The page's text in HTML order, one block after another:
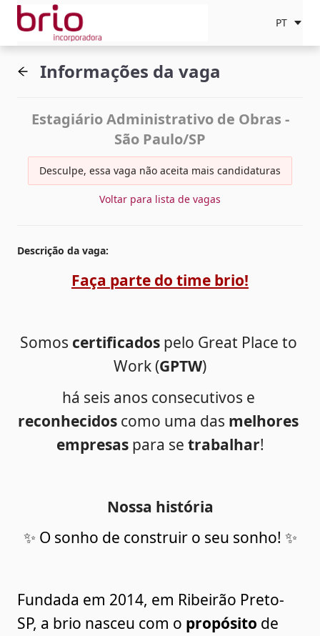
PT
Informações da vaga
Estagiário Administrativo de Obras -
São Paulo/SP
Desculpe, essa vaga não aceita mais candidaturas
Voltar para lista de vagas
Descrição da vaga:
Faça parte do time brio!
Somos certificados pelo Great Place to
Work (GPTW)
reconhecidos como uma das melhores
empresas para se trabalhar!
Nossa história
✨ O sonho de construir o seu sonho! ✨
Fundada em 2014, em Ribeirão Preto-
SP, a brio nasceu com o propósito